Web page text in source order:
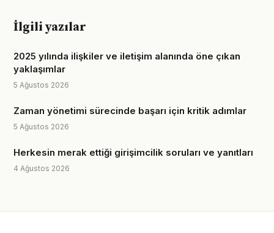
İlgili yazılar
2025 yılında ilişkiler ve iletişim alanında öne çıkan
yaklaşımlar
5 Ağustos 2026
Zaman yönetimi sürecinde başarı için kritik adımlar
5 Ağustos 2026
Herkesin merak ettiği girişimcilik soruları ve yanıtları
4 Ağustos 2026